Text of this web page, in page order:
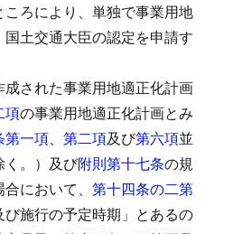
ろにより、単独で事業用地
土交通大臣の認定を申請す
された事業用地適正化計画
項の事業用地適正化計画とみ
第一項、 第二項及び第六項並
く。）及び附則第十七条の規
において、 第十四条の二第
び施行の予定時期」とあるの